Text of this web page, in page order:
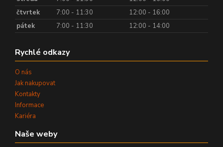
čtvrtek
7:00 - 11:30
12:00 - 16:00
pátek
7:00 - 11:30 12:00 - 14:00
Rychlé odkazy
O nás
Jak nakupovat
Kontakty
Informace
Kariéra
Naše weby